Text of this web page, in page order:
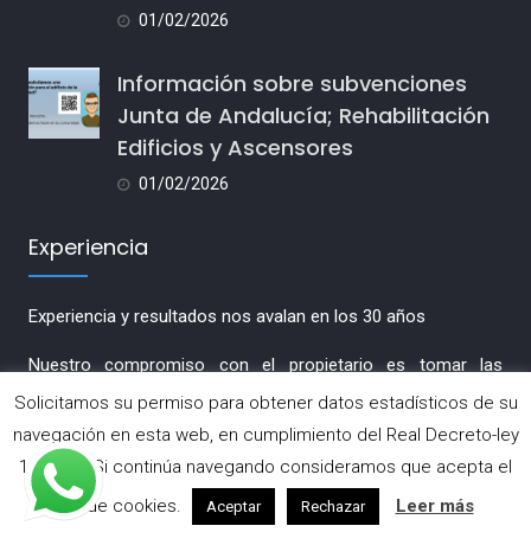
01/02/2026
Información sobre subvenciones
Junta de Andalucía; Rehabilitación
Edificios y Ascensores
01/02/2026
Experiencia
Experiencia y resultados nos avalan en los 30 años
Nuestro compromiso con el propietario es tomar las
decisiones diarias que nos plantean de forma eficaz y
realizando un seguimiento con las terceras personas que
intervienen para su finalización correcta.
Solicitamos su permiso para obtener datos estadísticos de su
navegación en esta web, en cumplimiento del Real Decreto-ley
13/2012. Si continúa navegando consideramos que acepta el
uso de cookies.
Aceptar Rechazar Leer más